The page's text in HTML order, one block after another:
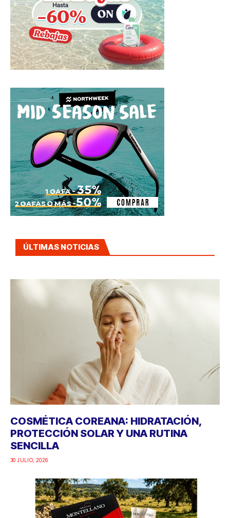
ÚLTIMAS NOTICIAS
COSMÉTICA COREANA: HIDRATACIÓN,
PROTECCIÓN SOLAR Y UNA RUTINA
SENCILLA
30 JULIO, 2026